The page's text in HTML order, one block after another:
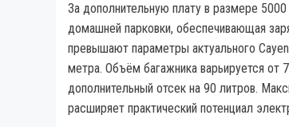
За дополнительную плату в размере
домашней парковки, обеспечивающая
превышают параметры актуального
метра. Объём багажника варьируется от
дополнительный отсек на 90 литров.
расширяет практический потенциал